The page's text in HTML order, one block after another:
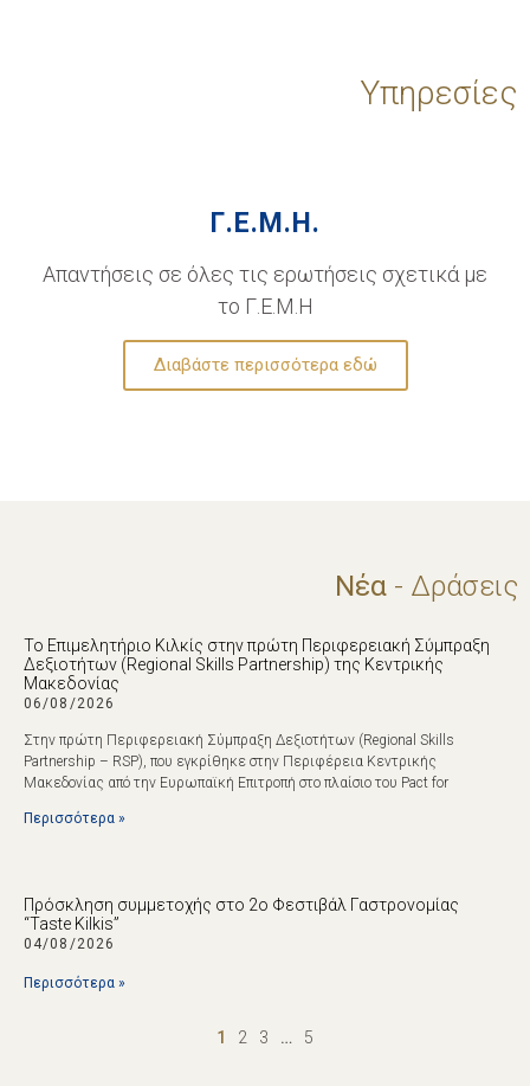
Υπηρεσίες
Γ.Ε.Μ.Η.
Απαντήσεις σε όλες τις ερωτήσεις σχετικά με
το Γ.Ε.Μ.Η
Διαβάστε περισσότερα εδώ
Νέα - Δράσεις
Το Επιμελητήριο Κιλκίς στην πρώτη Περιφερειακή Σύμπραξη
Δεξιοτήτων (Regional Skills Partnership) της Κεντρικής
Μακεδονίας
06/08/2026
Στην πρώτη Περιφερειακή Σύμπραξη Δεξιοτήτων (Regional Skills
Partnership – RSP), που εγκρίθηκε στην Περιφέρεια Κεντρικής
Μακεδονίας από την Ευρωπαϊκή Επιτροπή στο πλαίσιο του Pact for
Περισσότερα »
Πρόσκληση συμμετοχής στο 2ο Φεστιβάλ Γαστρονομίας
“Taste Kilkis”
04/08/2026
Περισσότερα »
1 2 3 … 5